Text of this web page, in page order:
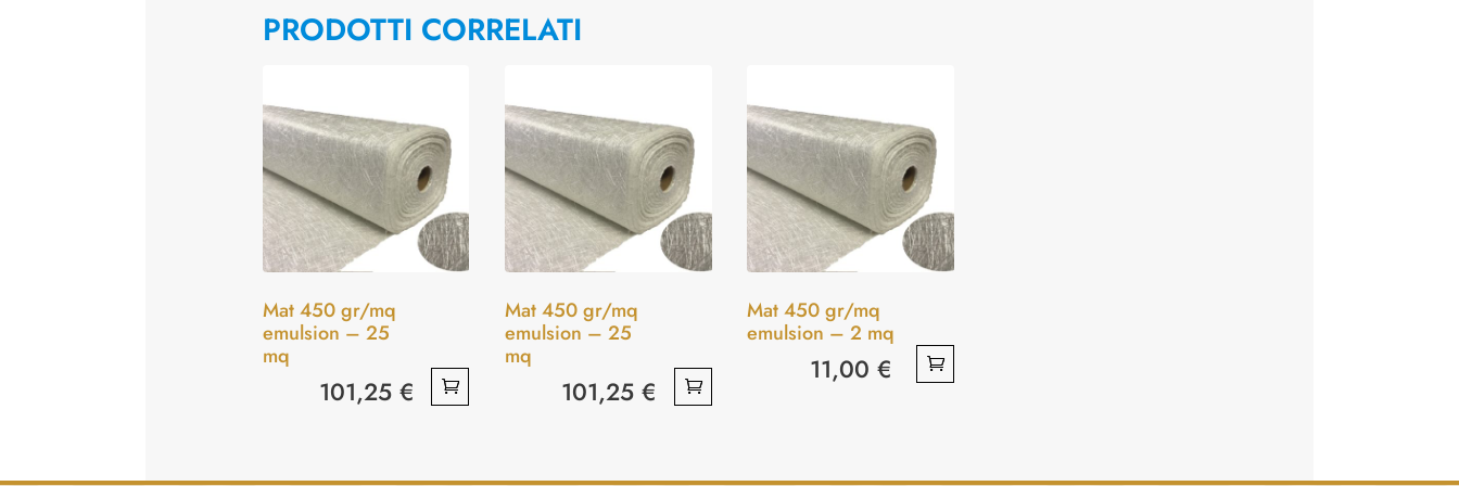
PRODOTTI CORRELATI
Mat 450 gr/mq
emulsion – 25
mq
101,25 €
Mat 450 gr/mq
emulsion – 25
mq
101,25 €
Mat 450 gr/mq
emulsion – 2 mq
11,00€